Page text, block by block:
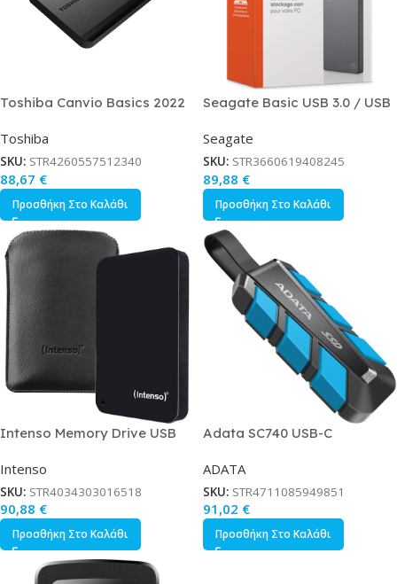
Toshiba Canvio Basics 2022
2.5 Μαύρο
Toshiba
SKU: STR4260557512340
88,67 €
Προσθήκη Στο Καλάθι
Seagate Basic USB 3.0 / USB
Μαύρο
Seagate
SKU: STR3660619408245
89,88 €
Προσθήκη Στο Καλάθι
Intenso Memory Drive USB
Μαύρο
Intenso
SKU: STR4034303016518
90,88 €
Προσθήκη Στο Καλάθι
Adata SC740 USB-C
Μπλε
ADATA
SKU: STR4711085949851
91,02 €
Προσθήκη Στο Καλάθι